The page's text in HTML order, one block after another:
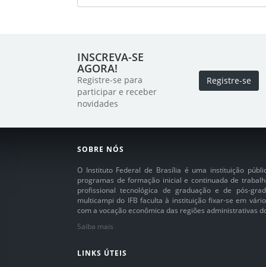
INSCREVA-SE
AGORA!
Registre-se para
participar e receber
novidades
Registre-se
SOBRE NÓS
O Instituto Federal de Brasília é uma instituição
programas de formação inicial e continuada de
profissional tecnológica de graduação e de pós-
multicampi do IFB faculta à instituição fixar-se em
com a vocação econômica das regiões administrativas
Saiba mais
LINKS ÚTEIS